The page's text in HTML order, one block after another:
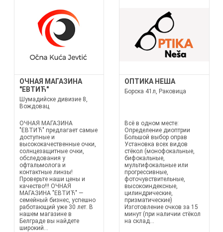
ОЧНАЯ МАГАЗИНА
"ЕВТИЋ"
Шумадийске дивизие 8,
Вождовац
ОЧНАЯ МАГАЗИНА
"ЕВТИЋ" предлагает самые
доступные и
высококачественные очки,
солнцезащитные очки,
обследования у
офтальмолога и
контактные линзы!
Проверьте наши цены и
качество!!! ОЧНАЯ
МАГАЗИНА "ЕВТИЋ" —
семейный бизнес, успешно
работающий уже 30 лет. В
нашем магазине в
Белграде вы найдете
широкий...
ОПТИКА НЕША
Борска 41л, Раковица
Всё в одном месте:
Определение диоптрии
Большой выбор оправ
Установка всех видов
стёкол (монофокальные,
бифокальные,
мультифокальные или
прогрессивные,
фоточувствительные,
высокоиндексные,
цилиндрические,
призматические)
Изготовление очков за 15
минут (при наличии стёкол
на склад...